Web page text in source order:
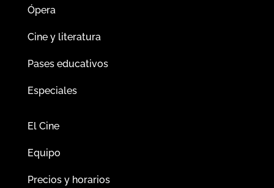
Ópera
Cine y literatura
Pases educativos
Especiales
El Cine
Equipo
Precios y horarios